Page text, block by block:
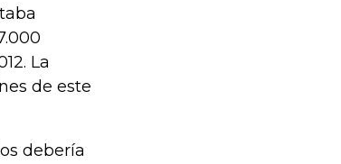
La
de este
debería